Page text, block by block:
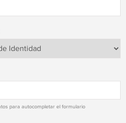
para autocompletar el formulario